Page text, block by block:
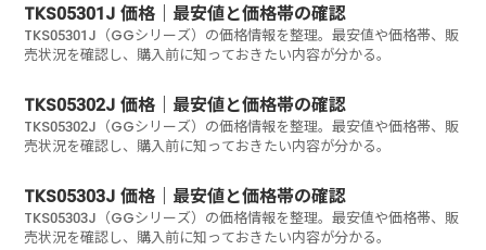
TKS05301J 価格｜最安値と価格帯の確認
TKS05301J（GGシリーズ）の価格情報を整理。最安値や価格帯、販
売状況を確認し、購入前に知っておきたい内容が分かる。
TKS05302J 価格｜最安値と価格帯の確認
TKS05302J（GGシリーズ）の価格情報を整理。最安値や価格帯、販
売状況を確認し、購入前に知っておきたい内容が分かる。
TKS05303J 価格｜最安値と価格帯の確認
TKS05303J（GGシリーズ）の価格情報を整理。最安値や価格帯、販
売状況を確認し、購入前に知っておきたい内容が分かる。